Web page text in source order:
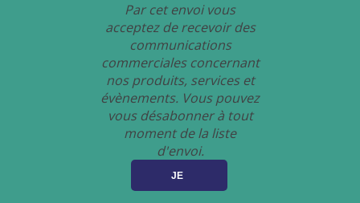
Par cet envoi vous
acceptez de recevoir des
communications
commerciales concernant
nos produits, services et
évènements. Vous pouvez
vous désabonner à tout
moment de la liste
d'envoi.